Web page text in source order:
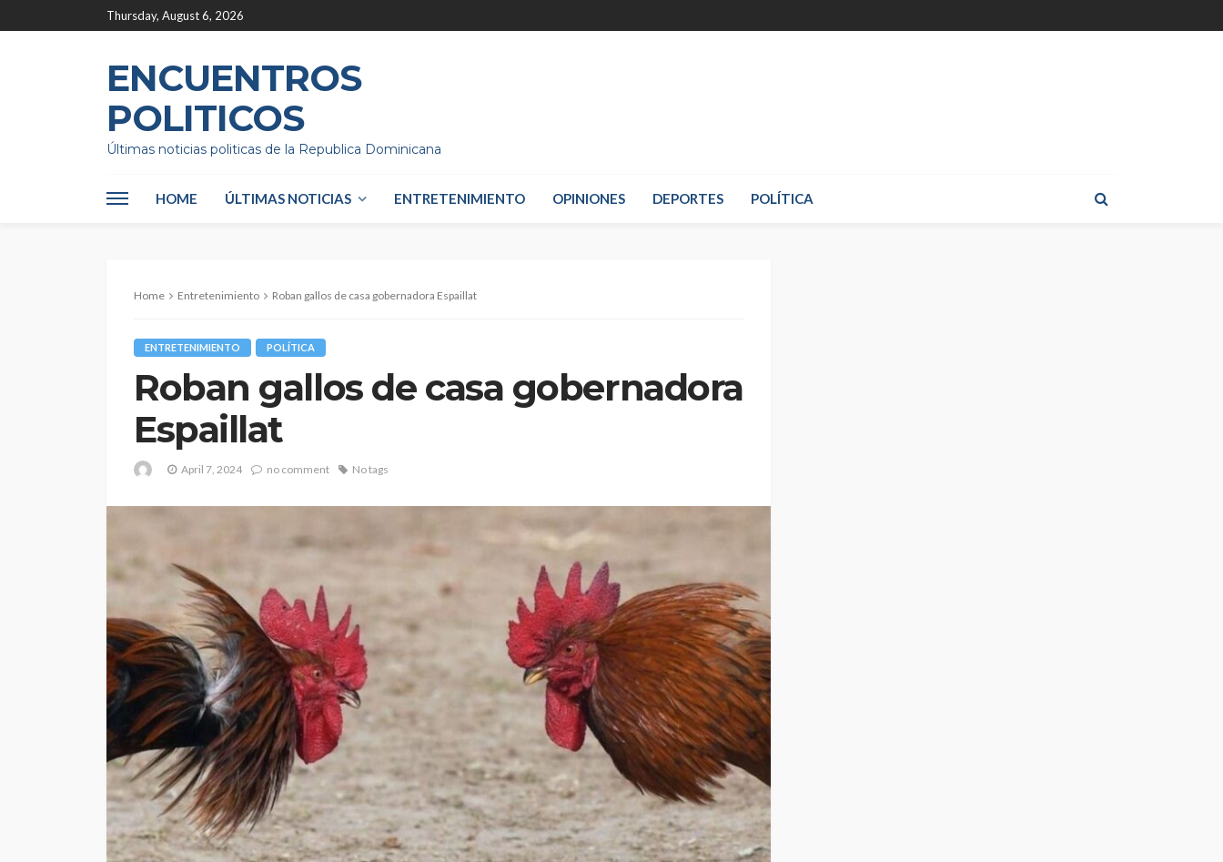
Thursday, August 6, 2026
ENCUENTROS
POLITICOS
Últimas noticias politicas de la Republica Dominicana
HOME ÚLTIMAS NOTICIAS ENTRETENIMIENTO OPINIONES DEPORTES POLÍTICA
Home Entretenimiento Roban gallos de casa gobernadora Espaillat
ENTRETENIMIENTO POLÍTICA
Roban gallos de casa gobernadora
Espaillat
April 7, 2024 no comment No tags